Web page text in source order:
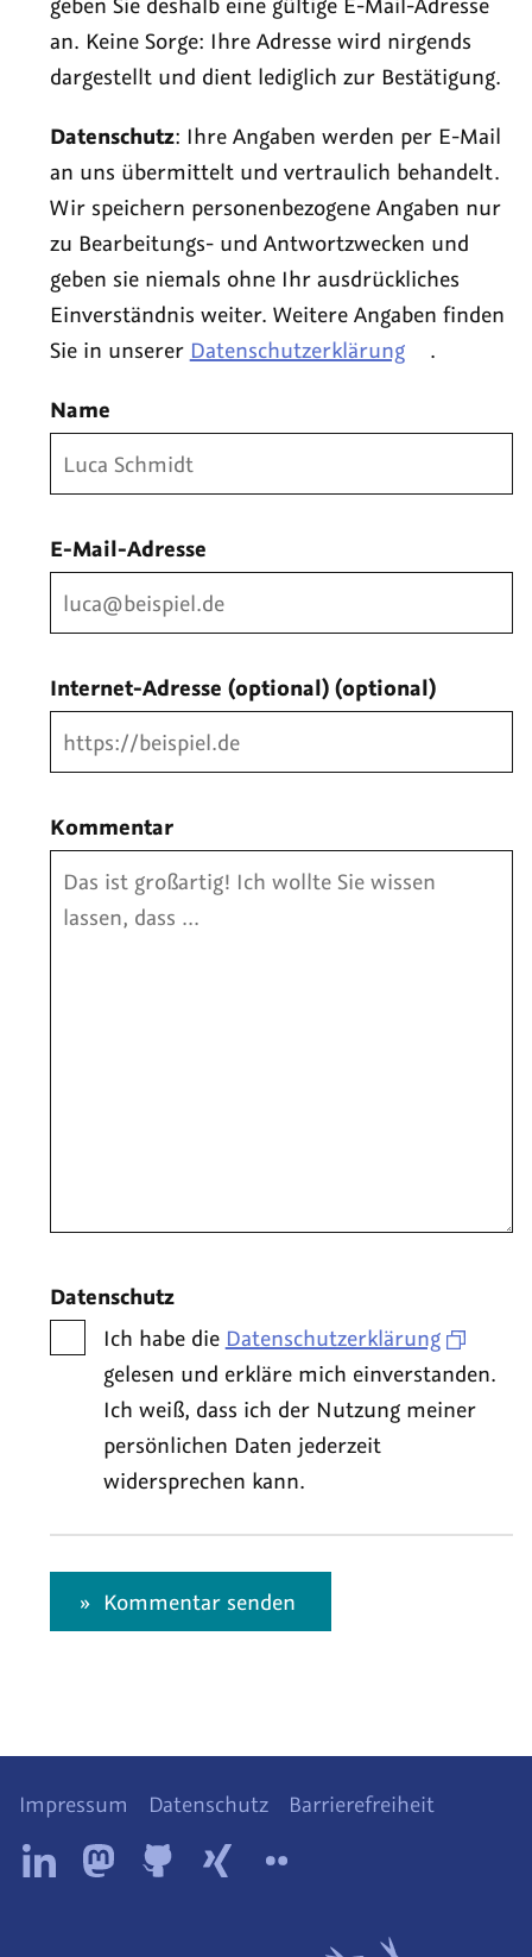
an. Keine Sorge: Ihre Adresse wird nirgends
dargestellt und dient lediglich zur Bestätigung.
Datenschutz: Ihre Angaben werden per E-Mail
an uns übermittelt und vertraulich behandelt.
Wir speichern personenbezogene Angaben nur
zu Bearbeitungs- und Antwortzwecken und
geben sie niemals ohne Ihr ausdrückliches
Einverständnis weiter. Weitere Angaben finden
Sie in unserer Datenschutzerklärung .
Name
E-Mail-Adresse
Internet-Adresse (optional) (optional)
Kommentar
Datenschutz
Ich habe die Datenschutzerklärung
gelesen und erkläre mich einverstanden.
Ich weiß, dass ich der Nutzung meiner
persönlichen Daten jederzeit
widersprechen kann.
Kommentar senden
Impressum Datenschutz
Barrierefreiheit
Diese
Website
TollwerkTollwerkTollwerkTollwerkTollwerk